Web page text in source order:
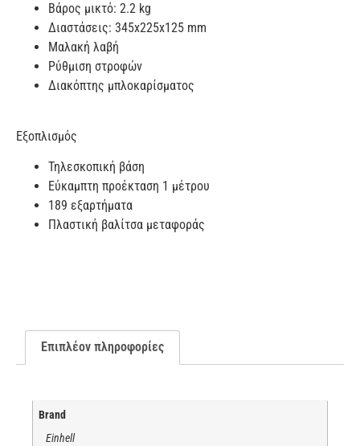
Βάρος μικτό: 2.2 kg
Διαστάσεις: 345x225x125 mm
Μαλακή λαβή
Ρύθμιση στροφών
Διακόπτης μπλοκαρίσματος
Εξοπλισμός
Τηλεσκοπική βάση
Εύκαμπτη προέκταση 1 μέτρου
189 εξαρτήματα
Πλαστική βαλίτσα μεταφοράς
Επιπλέον πληροφορίες
Brand
Einhell